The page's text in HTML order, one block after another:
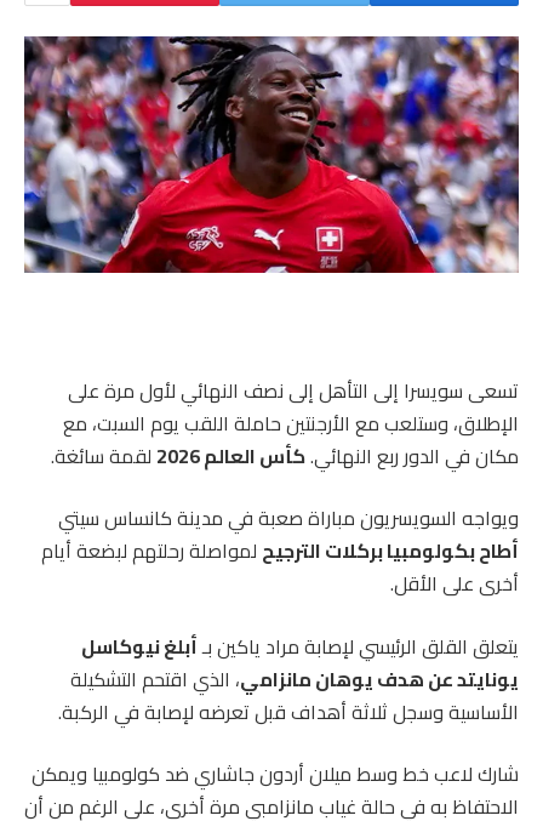
تسعى سويسرا إلى التأهل إلى نصف النهائي لأول مرة على
الإطلاق، وستلعب مع الأرجنتين حاملة اللقب يوم السبت، مع
مكان في الدور ربع النهائي.كأس العالم 2026
لقمة سائغة.
ويواجه السويسريون مباراة صعبة في مدينة كانساس سيتي
أطاح بكولومبيا بركلات الترجيح لمواصلة رحلتهم لبضعة أيام
أخرى على الأقل.
يتعلق القلق الرئيسي لإصابة مراد ياكين بـأبلغ نيوكاسل
يونايتد عن هدف يوهان مانزامي، الذي اقتحم التشكيلة
الأساسية وسجل ثلاثة أهداف قبل تعرضه لإصابة في الركبة.
شارك لاعب خط وسط ميلان أردون جاشاري ضد كولومبيا ويمكن
الاحتفاظ به في حالة غياب مانزامبي مرة أخرى، على الرغم من أن